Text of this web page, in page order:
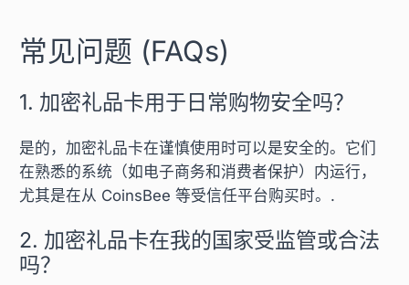
常见问题 (FAQs)
1. 加密礼品卡用于日常购物安全吗？
是的，加密礼品卡在谨慎使用时可以是安全的。它们
在熟悉的系统（如电子商务和消费者保护）内运行，
尤其是在从 CoinsBee 等受信任平台购买时。.
2. 加密礼品卡在我的国家受监管或合法
吗？